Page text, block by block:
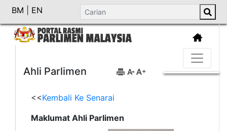
BM EN
Ahli Parlimen
<<Kembali Ke Senarai
Maklumat Ahli Parlimen